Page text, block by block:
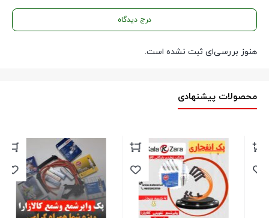
درج دیدگاه
هنوز بررسی‌ای ثبت نشده است.
محصولات پیشنهادی